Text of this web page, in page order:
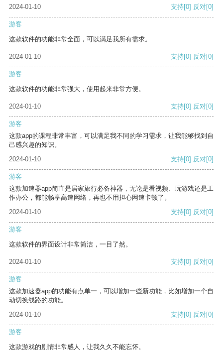
2024-01-10 支持[0] 反对[0]
游客
这款软件的功能非常全面，可以满足我所有需求。
2024-01-10 支持[0] 反对[0]
游客
这款软件的功能非常强大，使用起来非常方便。
2024-01-10 支持[0] 反对[0]
游客
这款app的课程非常丰富，可以满足我不同的学习需求，让我能够找到自
己感兴趣的知识。
2024-01-10
支持[0] 反对[0]
游客
这款加速器app简直是居家旅行必备神器，无论是看视频、玩游戏还是工
作办公，都能畅享高速网络，再也不用担心网速卡顿了。
2024-01-10
支持[0] 反对[0]
游客
这款软件的界面设计非常简洁，一目了然。
2024-01-10 支持[0] 反对[0]
游客
这款加速器app的功能有点单一，可以增加一些新功能，比如增加一个自
动切换线路的功能。
2024-01-10
支持[0] 反对[0]
游客
这款游戏的剧情非常感人，让我久久不能忘怀。